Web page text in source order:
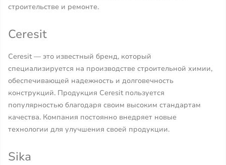
строительстве и ремонте.
Ceresit
Ceresit — это известный бренд, который
специализируется на производстве строительной химии,
обеспечивающей надежность и долговечность
конструкций. Продукция Ceresit пользуется
популярностью благодаря своим высоким стандартам
качества. Компания постоянно внедряет новые
технологии для улучшения своей продукции.
Sika